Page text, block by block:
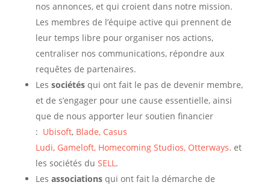
nos annonces, et qui croient dans notre mission.
Les membres de l’équipe active qui prennent de
leur temps libre pour organiser nos actions,
centraliser nos communications, répondre aux
requêtes de partenaires.
Les sociétésqui ont fait le pas de devenir membre,
et de s’engager pour une cause essentielle, ainsi
que de nous apporter leur soutien financier
: Ubisoft, Blade, Casus
Ludi, Gameloft, Homecoming Studios, Otterways. et
les sociétés du SELL.
Les associationsqui ont fait la démarche de